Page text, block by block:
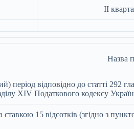
ІI
Назва
період відповідно до статті 292
XIV Податкового кодексу
15 відсотків (згідно з